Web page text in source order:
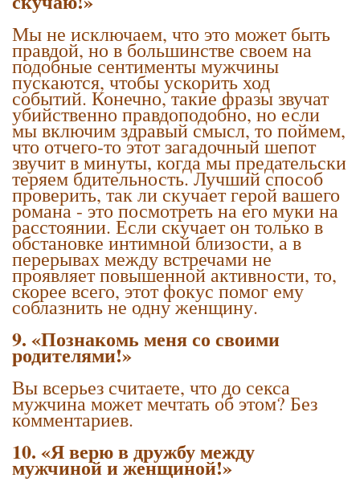
Мы не исключаем, что это может быть
правдой, но в большинстве своем на
подобные сентименты мужчины
пускаются, чтобы ускорить ход
событий. Конечно, такие фразы звучат
убийственно правдоподобно, но если
мы включим здравый смысл, то поймем,
что отчего-то этот загадочный шепот
звучит в минуты, когда мы предательски
теряем бдительность. Лучший способ
проверить, так ли скучает герой вашего
романа - это посмотреть на его муки на
расстоянии. Если скучает он только в
обстановке интимной близости, а в
перерывах между встречами не
проявляет повышенной активности, то,
скорее всего, этот фокус помог ему
соблазнить не одну женщину.
9. «Познакомь меня со своими
родителями!»
Вы всерьез считаете, что до секса
мужчина может мечтать об этом? Без
комментариев.
10. «Я верю в дружбу между
мужчиной и женщиной!»